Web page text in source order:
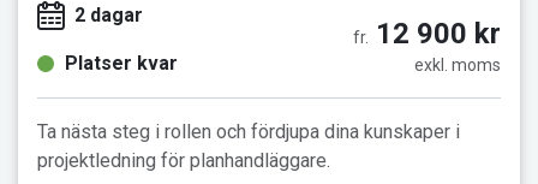
2 dagar
Platser kvar
fr. 12 900 kr
exkl. moms
Ta nästa steg i rollen och fördjupa dina kunskaper i
projektledning för planhandläggare.